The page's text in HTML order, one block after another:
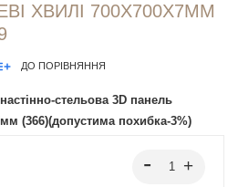
ХВИЛІ 700X700X7ММ
ДО ПОРІВНЯННЯ
стельова 3D панель
(366)(допустима похибка-3%)